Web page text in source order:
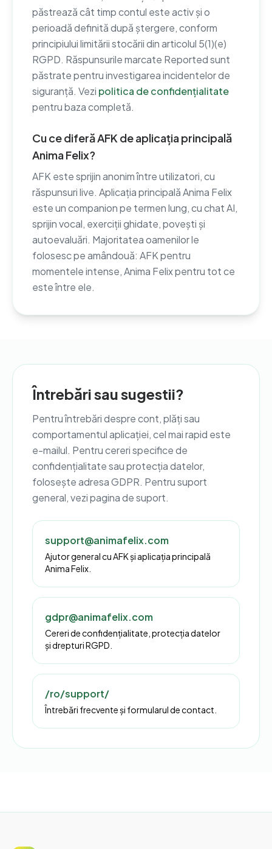
păstrează cât timp contul este activ și o
perioadă definită după ștergere, conform
principiului limitării stocării din articolul 5(1)(e)
RGPD. Răspunsurile marcate Reported sunt
păstrate pentru investigarea incidentelor de
siguranță. Vezi politica de confidențialitate
pentru baza completă.
Cu ce diferă AFK de aplicația principală
Anima Felix?
AFK este sprijin anonim între utilizatori, cu
răspunsuri live. Aplicația principală Anima Felix
este un companion pe termen lung, cu chat AI,
sprijin vocal, exerciții ghidate, povești și
autoevaluări. Majoritatea oamenilor le
folosesc pe amândouă: AFK pentru
momentele intense, Anima Felix pentru tot ce
este între ele.
Întrebări sau sugestii?
Pentru întrebări despre cont, plăți sau
comportamentul aplicației, cel mai rapid este
e-mailul. Pentru cereri specifice de
confidențialitate sau protecția datelor,
folosește adresa GDPR. Pentru suport
general, vezi pagina de suport.
support@animafelix.com
Ajutor general cu AFK și aplicația principală
Anima Felix.
gdpr@animafelix.com
Cereri de confidențialitate, protecția datelor
și drepturi RGPD.
/ro/support/
Întrebări frecvente și formularul de contact.